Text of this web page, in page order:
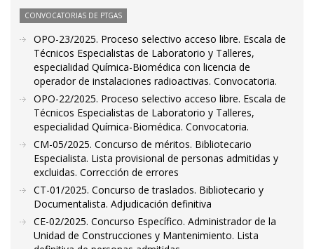
CONVOCATORIAS DE PTGAS
OPO-23/2025. Proceso selectivo acceso libre. Escala de
Técnicos Especialistas de Laboratorio y Talleres,
especialidad Química-Biomédica con licencia de
operador de instalaciones radioactivas. Convocatoria.
OPO-22/2025. Proceso selectivo acceso libre. Escala de
Técnicos Especialistas de Laboratorio y Talleres,
especialidad Química-Biomédica. Convocatoria.
CM-05/2025. Concurso de méritos. Bibliotecario
Especialista. Lista provisional de personas admitidas y
excluidas. Corrección de errores
CT-01/2025. Concurso de traslados. Bibliotecario y
Documentalista. Adjudicación definitiva
CE-02/2025. Concurso Específico. Administrador de la
Unidad de Construcciones y Mantenimiento. Lista